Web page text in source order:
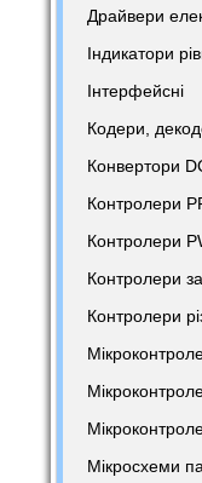
Драйвери
Індикатори
Інтерфейсні
Кодери,
Конвертори
Контролери
Контролери
Контролери
Контролери
Мікросхеми